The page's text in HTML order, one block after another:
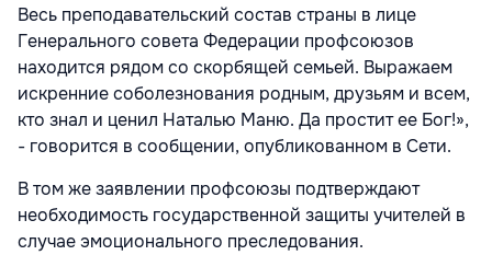
Весь преподавательский состав страны в лице
Генерального совета Федерации профсоюзов
находится рядом со скорбящей семьей. Выражаем
искренние соболезнования родным, друзьям и всем,
кто знал и ценил Наталью Маню. Да простит ее Бог!»,
- говорится в сообщении, опубликованном в Сети.
В том же заявлении профсоюзы подтверждают
необходимость государственной защиты учителей в
случае эмоционального преследования.